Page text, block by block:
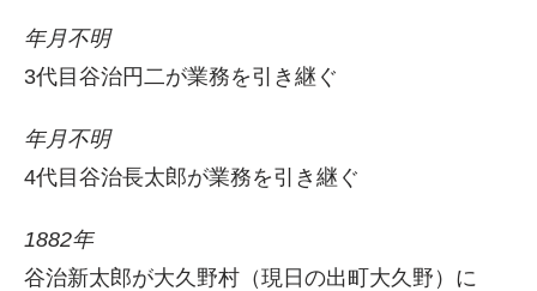
年月不明
3代目谷治円二が業務を引き継ぐ
年月不明
4代目谷治長太郎が業務を引き継ぐ
1882年
谷治新太郎が大久野村（現日の出町大久野）に